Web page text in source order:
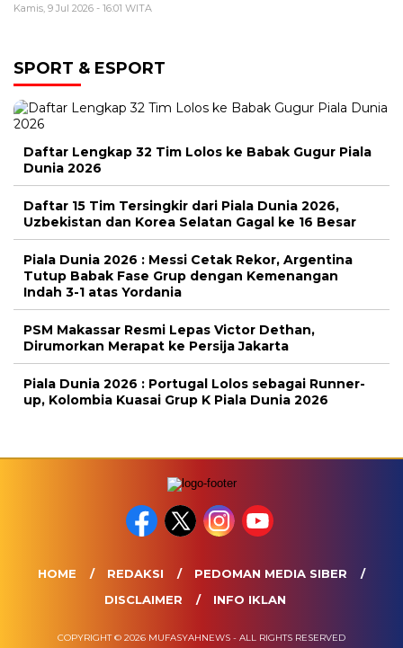
Kamis, 9 Jul 2026 - 16:01 WITA
SPORT & ESPORT
Daftar Lengkap 32 Tim Lolos ke Babak Gugur Piala
Dunia 2026
Daftar 15 Tim Tersingkir dari Piala Dunia 2026,
Uzbekistan dan Korea Selatan Gagal ke 16 Besar
Piala Dunia 2026 : Messi Cetak Rekor, Argentina
Tutup Babak Fase Grup dengan Kemenangan
Indah 3-1 atas Yordania
PSM Makassar Resmi Lepas Victor Dethan,
Dirumorkan Merapat ke Persija Jakarta
Piala Dunia 2026 : Portugal Lolos sebagai Runner-
up, Kolombia Kuasai Grup K Piala Dunia 2026
HOME REDAKSI
PEDOMAN MEDIA SIBER
DISCLAIMER
INFO IKLAN
COPYRIGHT © 2026 MUFASYAHNEWS - ALL RIGHTS RESERVED